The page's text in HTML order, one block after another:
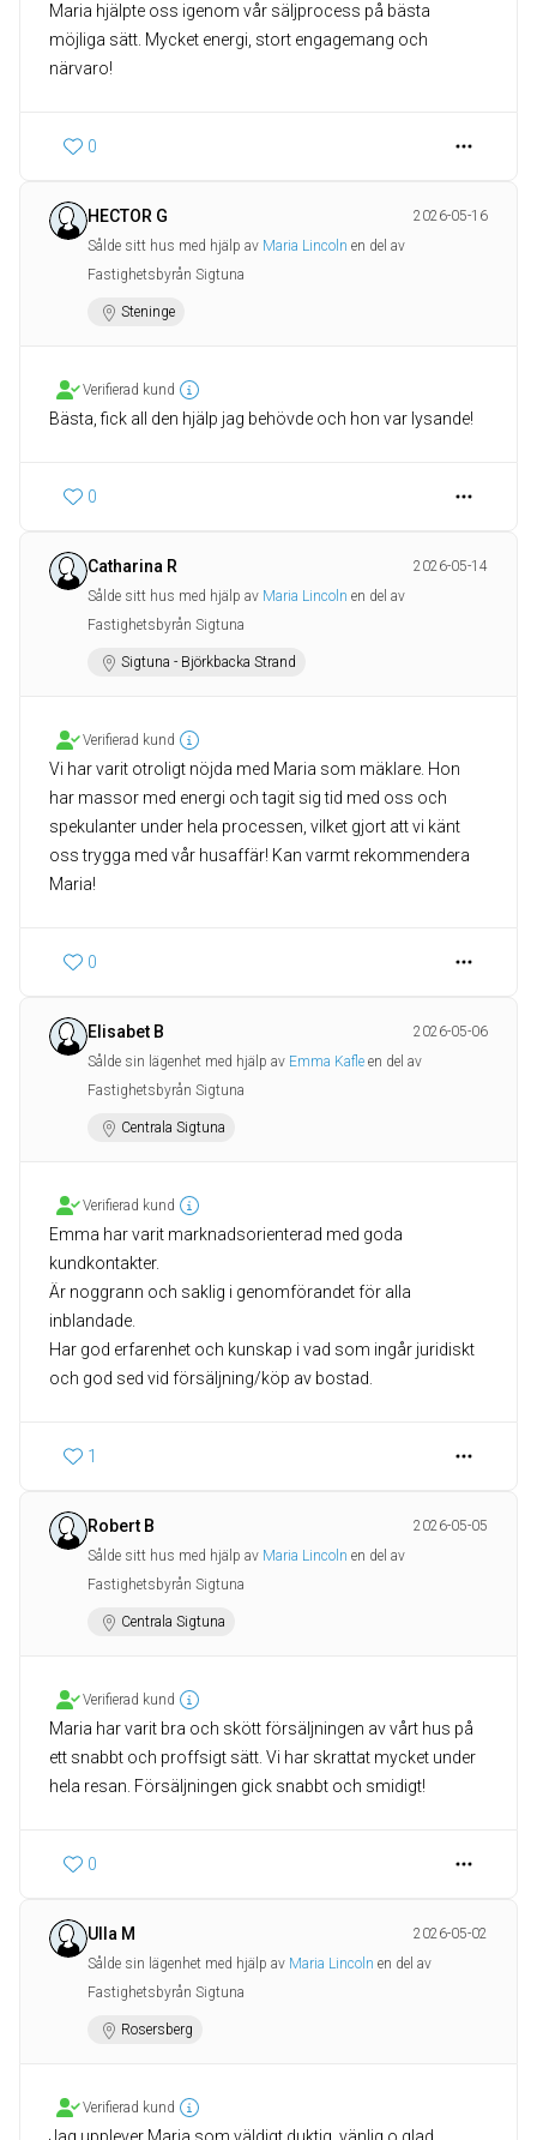
Maria hjälpte oss igenom vår säljprocess på bästa
möjliga sätt. Mycket energi, stort engagemang och
närvaro!
0
HECTOR G
2026-05-16
Sålde sitt hus med hjälp av Maria Lincoln en del av
Fastighetsbyrån Sigtuna
Steninge
Verifierad kund
Bästa, fick all den hjälp jag behövde och hon var lysande!
0
Catharina R
2026-05-14
Sålde sitt hus med hjälp av Maria Lincoln en del av
Fastighetsbyrån Sigtuna
Sigtuna - Björkbacka Strand
Verifierad kund
Vi har varit otroligt nöjda med Maria som mäklare. Hon
har massor med energi och tagit sig tid med oss och
spekulanter under hela processen, vilket gjort att vi känt
oss trygga med vår husaffär! Kan varmt rekommendera
Maria!
0
Elisabet B
2026-05-06
Sålde sin lägenhet med hjälp av Emma Kafle en del av
Fastighetsbyrån Sigtuna
Centrala Sigtuna
Verifierad kund
Emma har varit marknadsorienterad med goda
kundkontakter.
Är noggrann och saklig i genomförandet för alla
inblandade.
Har god erfarenhet och kunskap i vad som ingår juridiskt
och god sed vid försäljning/köp av bostad.
1
Robert B
2026-05-05
Sålde sitt hus med hjälp av Maria Lincoln en del av
Fastighetsbyrån Sigtuna
Centrala Sigtuna
Verifierad kund
Maria har varit bra och skött försäljningen av vårt hus på
ett snabbt och proffsigt sätt. Vi har skrattat mycket under
hela resan. Försäljningen gick snabbt och smidigt!
0
Ulla M
2026-05-02
Sålde sin lägenhet med hjälp av Maria Lincoln en del av
Fastighetsbyrån Sigtuna
Rosersberg
Verifierad kund